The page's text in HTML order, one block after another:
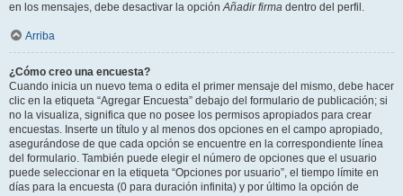
en los mensajes, debe desactivar la opciónAñadir firma dentro del perfil.
Arriba
¿Cómo creo una encuesta?
Cuando inicia un nuevo tema o edita el primer mensaje del mismo, debe hacer
clic en la etiqueta “Agregar Encuesta” debajo del formulario de publicación; si
no la visualiza, significa que no posee los permisos apropiados para crear
encuestas. Inserte un título y al menos dos opciones en el campo apropiado,
asegurándose de que cada opción se encuentre en la correspondiente línea
del formulario. También puede elegir el número de opciones que el usuario
puede seleccionar en la etiqueta “Opciones por usuario”, el tiempo límite en
días para la encuesta (0 para duración infinita) y por último la opción de